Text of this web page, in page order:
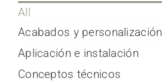
All
Acabados y personalización
Aplicación e instalación
Conceptos técnicos